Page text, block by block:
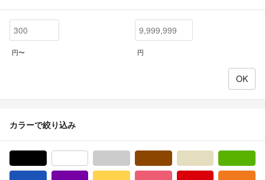
円〜 円
カラーで絞り込み